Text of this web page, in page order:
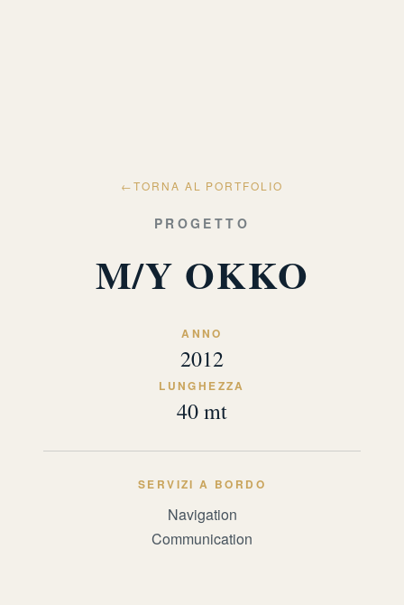
←TORNA AL PORTFOLIO
PROGETTO
M/Y OKKO
ANNO
2012
LUNGHEZZA
40 mt
SERVIZI A BORDO
Navigation
Communication